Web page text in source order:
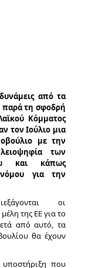
από τα
παρά τη σφοδρή
Κόμματος
τον Ιούλιο μια
με την
των
και κάπως
για την
οι
της ΕΕ για το
από αυτό, τα
θα έχουν
που